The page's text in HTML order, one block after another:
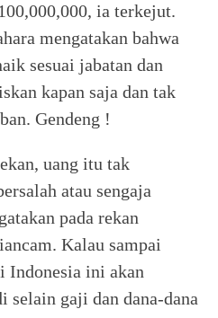
ia terkejut.
mengatakan bahwa
sesuai jabatan dan
kapan saja dan tak
Gendeng !
uang itu tak
atau sengaja
pada rekan
Kalau sampai
Indonesia ini akan
selain gaji dan dana-dana